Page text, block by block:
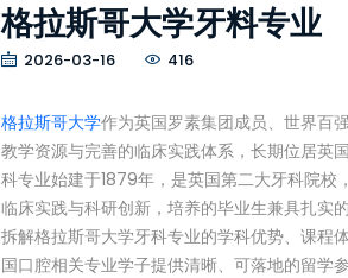
格拉斯哥大学牙料专业
2026-03-16 416
格拉斯哥大学作为英国罗素集团成员、世界百
教学资源与完善的临床实践体系，长期位居英
科专业始建于1879年，是英国第二大牙科院校
临床实践与科研创新，培养的毕业生兼具扎实
拆解格拉斯哥大学牙科专业的学科优势、课程
国口腔相关专业学子提供清晰、可落地的留学参